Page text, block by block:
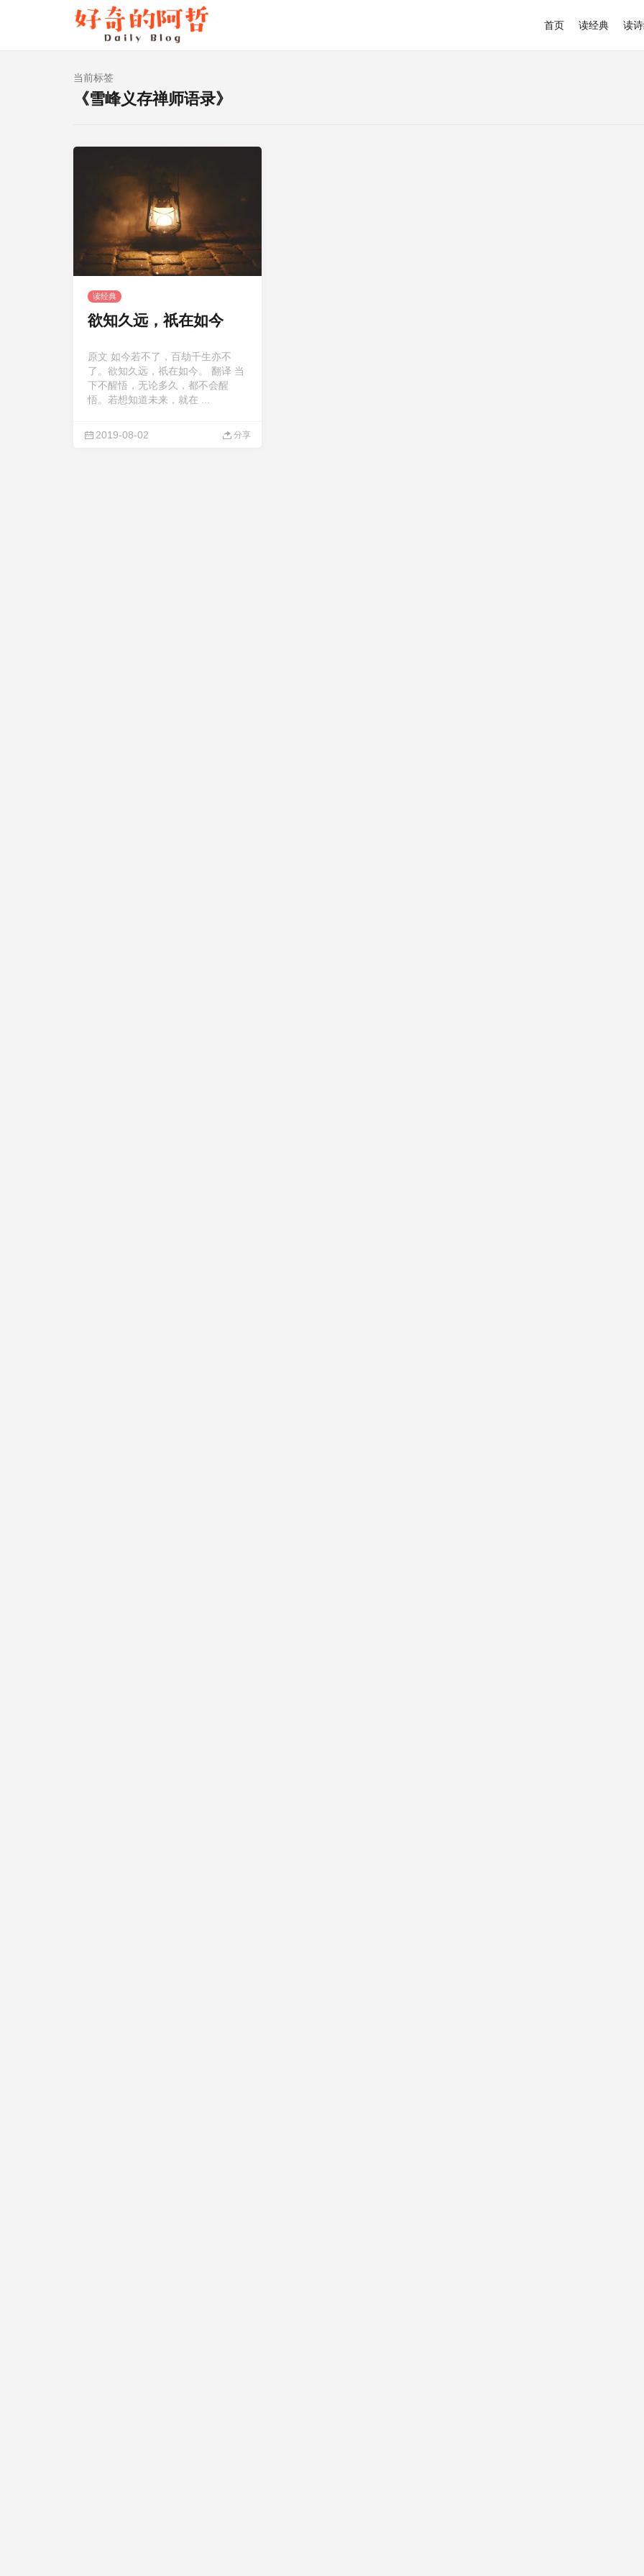
首页 读经典 读
当前标签
《雪峰义存禅师语录》
读经典
欲知久远，祇在如今
原文 如今若不了，百劫千生亦不
了。欲知久远，祇在如今。 翻译 当
下不醒悟，无论多久，都不会醒
悟。若想知道未来，就在 ...
2019-08-02 分享